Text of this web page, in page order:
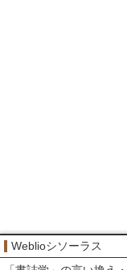
Weblioシソーラス